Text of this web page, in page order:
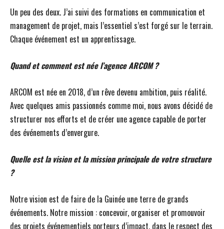
Un peu des deux. J’ai suivi des formations en communication et
management de projet, mais l’essentiel s’est forgé sur le terrain.
Chaque événement est un apprentissage.
Quand et comment est née l’agence ARCOM ?
ARCOM est née en 2018, d’un rêve devenu ambition, puis réalité.
Avec quelques amis passionnés comme moi, nous avons décidé de
structurer nos efforts et de créer une agence capable de porter
des événements d’envergure.
Quelle est la vision et la mission principale de votre structure
?
Notre vision est de faire de la Guinée une terre de grands
événements. Notre mission : concevoir, organiser et promouvoir
des projets événementiels porteurs d’impact, dans le respect des